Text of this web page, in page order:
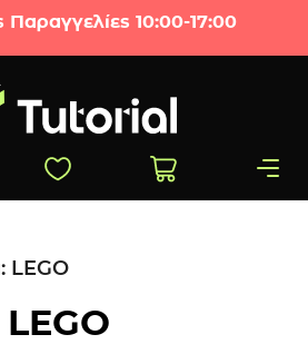
Παραγγελίες 10:00-17:00
LEGO
LEGO